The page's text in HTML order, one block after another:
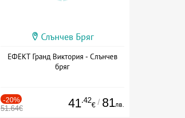
Слънчев Бряг
ЕФЕКТ Гранд Виктория - Слънчев
бряг
-20%
51.64€ 41.42
€ / 81лв.